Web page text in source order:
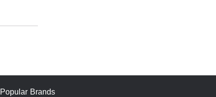
Popular Brands